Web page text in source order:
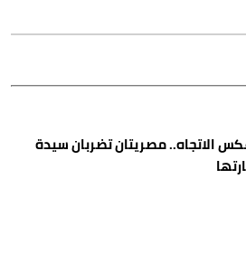
الاتجاه.. مصريتان تضربان سيدة